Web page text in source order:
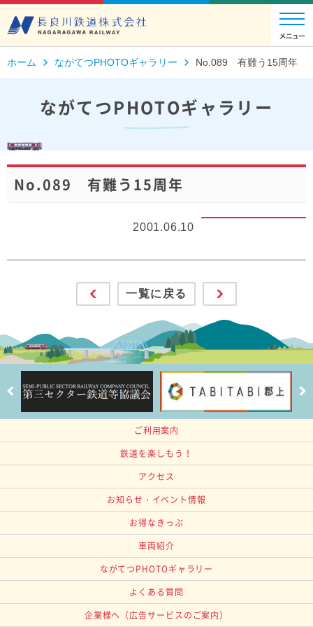
ホーム ながてつPHOTOギャラリー No.089 有難う15周年
ながてつPHOTOギャラリー
No.089 有難う15周年
2001.06.10
一覧に戻る
ご利用案内
鉄道を楽しもう！
アクセス
お知らせ・イベント情報
お得なきっぷ
車両紹介
ながてつPHOTOギャラリー
よくある質問
企業様へ （広告サービスのご案内）